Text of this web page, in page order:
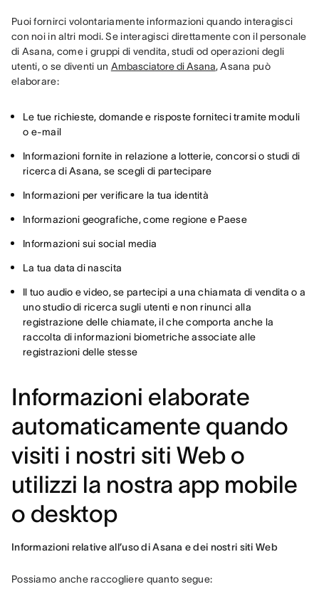
Puoi fornirci volontariamente informazioni quando interagisci
con noi in altri modi. Se interagisci direttamente con il personale
di Asana, come i gruppi di vendita, studi od operazioni degli
utenti, o se diventi un Ambasciatore di Asana, Asana può
elaborare:
Le tue richieste, domande e risposte forniteci tramite moduli
o e-mail
Informazioni fornite in relazione a lotterie, concorsi o studi di
ricerca di Asana, se scegli di partecipare
Informazioni per verificare la tua identità
Informazioni geografiche, come regione e Paese
Informazioni sui social media
La tua data di nascita
Il tuo audio e video, se partecipi a una chiamata di vendita o a
uno studio di ricerca sugli utenti e non rinunci alla
registrazione delle chiamate, il che comporta anche la
raccolta di informazioni biometriche associate alle
registrazioni delle stesse
Informazioni elaborate
automaticamente quando
visiti i nostri siti Web o
utilizzi la nostra app mobile
o desktop
Informazioni relative all’uso di Asana e dei nostri siti Web
Possiamo anche raccogliere quanto segue: